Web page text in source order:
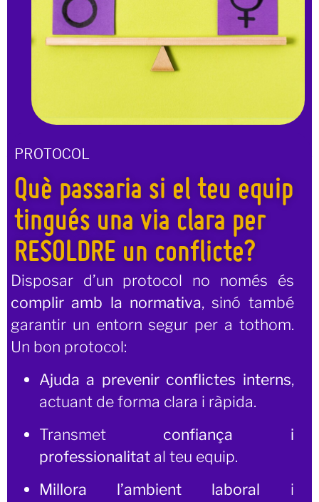
Contacta a través del
PROTOCOL
Què passaria si el teu equip
tingués una via clara per
RESOLDRE un conflicte?
Disposar d’un protocol no només és
complir amb la normativa, sinó també
garantir un entorn segur per a tothom.
Un bon protocol:
Ajuda a prevenir conflictes interns,
actuant de forma clara i ràpida.
Transmet confiança i
professionalitat al teu equip.
Millora l’ambient laboral i